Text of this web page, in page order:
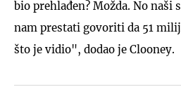
bio prehlađen? Možda. No naši
nam prestati govoriti da 51
što je vidio", dodao je Clooney.